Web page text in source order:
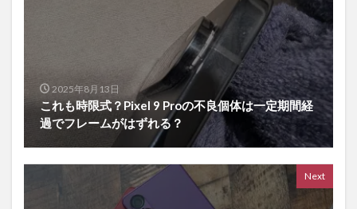
2025年8月13日
これも時限式？Pixel 9 Proの不良個体は一定期間経
過でフレームがはずれる？
Next